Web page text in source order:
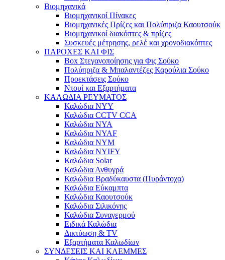
Βιομηχανικά
Βιομηχανικοί Πίνακες
Βιομηχανικές Πρίζες και Πολύπριζα Καουτσούκ
Βιομηχανικοί διακόπτες & πρίζες
Συσκευές μέτρησης, ρελέ και χρονοδιακόπτες
ΠΑΡΟΧΕΣ ΚΑΙ ΦΙΣ
Box Στεγανοποίησης για Φις Σούκο
Πολύπριζα & Μπαλαντέζες Καρούλια Σούκο
Προεκτάσεις Σούκο
Ντουί και Εξαρτήματα
ΚΑΛΩΔΙΑ ΡΕΥΜΑΤΟΣ
Καλώδια NYY
Καλώδια CCTV CCA
Καλώδια NYA
Καλώδια NYAF
Καλώδια NYM
Καλώδια NYIFY
Καλώδια Solar
Καλώδια Ανθυγρά
Καλώδια Βραδύκαυστα (Πυράντοχα)
Καλώδια Εύκαμπτα
Καλώδια Καουτσούκ
Καλώδια Σιλικόνης
Καλώδια Συναγερμού
Ειδικά Καλώδια
Δικτύωση & TV
Εξαρτήματα Καλωδίων
ΣΥΝΔΕΣΕΙΣ ΚΑΙ ΚΛΕΜΜΕΣ